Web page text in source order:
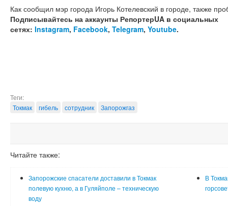
Как сообщил мэр города Игорь Котелевский в городе, также
Подписывайтесь на аккаунты РепортерUA в социальных
сетях: Instagram, Facebook, Telegram, Youtube.
Теги:
Токмак
гибель сотрудник Запорожгаз
Читайте также:
Запорожские спасатели доставили в Токмак
полевую кухню, а в Гуляйполе – техническую
воду
В